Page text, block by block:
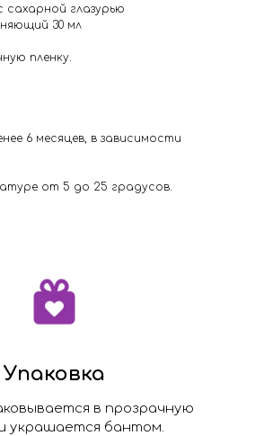
сахарной глазурью
30 мл
пленку.
6 месяцев, в зависимости
от 5 до 25 градусов.
Упаковка
в прозрачную
украшается бантом.